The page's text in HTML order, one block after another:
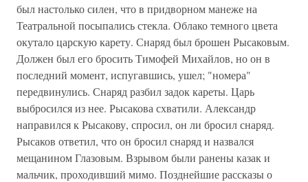
был настолько силен, что в придворном манеже на
Театральной посыпались стекла. Облако темного цвета
окутало царскую карету. Снаряд был брошен Рысаковым.
Должен был его бросить Тимофей Михайлов, но он в
последний момент, испугавшись, ушел; "номера"
передвинулись. Снаряд разбил задок кареты. Царь
выбросился из нее. Рысакова схватили. Александр
направился к Рысакову, спросил, он ли бросил снаряд.
Рысаков ответил, что он бросил снаряд и назвался
мещанином Глазовым. Взрывом были ранены казак и
мальчик, проходивший мимо. Позднейшие рассказы о